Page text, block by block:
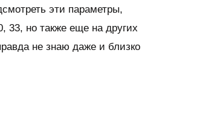
эти параметры,
33, но также еще на других
не знаю даже и близко